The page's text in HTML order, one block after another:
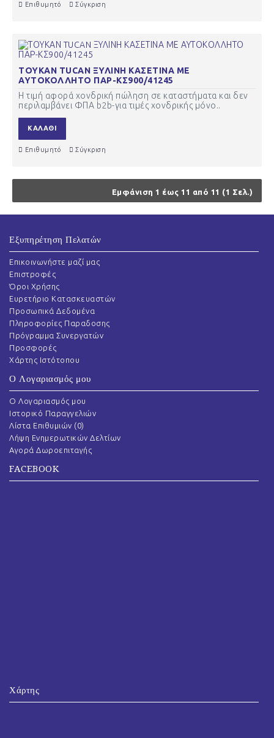
Επιθυμητό Σύγκριση
ΤΟΥΚΑΝ TUCAN ΞΥΛΙΝΗ ΚΑΣΕΤΙΝΑ ΜΕ
ΑΥΤΟΚΟΛΛΗΤΟ ΠΑΡ-ΚΣ900/41245
Η τιμή αφορά χονδρική πώληση σε καταστήματα και δεν
περιλαμβάνει ΦΠΑ b2b-για τιμές χονδρικής μόνο..
ΚΑΛΆΘΙ
Επιθυμητό Σύγκριση
Εμφάνιση 1 έως 11 από 11 (1 Σελ.)
Εξυπηρέτηση Πελατών
Επικοινωνήστε μαζί μας
Επιστροφές
Όροι Χρήσης
Ευρετήριο Κατασκευαστών
Προσωπικά Δεδομένα
Πληροφορίες Παραδοσης
Πρόγραμμα Συνεργατών
Προσφορές
Χάρτης Ιστότοπου
Ο Λογαριασμός μου
O Λογαριασμός μου
Ιστορικό Παραγγελιών
Λίστα Επιθυμιών (0)
Λήψη Ενημερωτικών Δελτίων
Αγορά Δωροεπιταγής
FACEBOOK
Χάρτης